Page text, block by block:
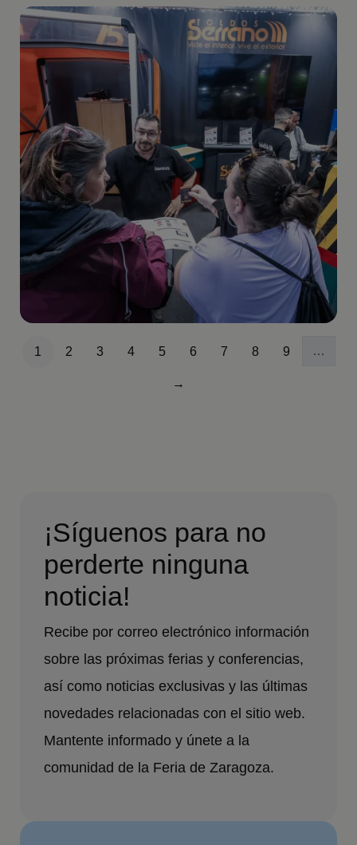
Imagen
Página
1
Página
2
Página
3
Página
4
Página
5
Página
6
Página
7
Página
8
Página
9 …
Siguiente página
→
¡Síguenos para no
perderte ninguna
noticia!
Recibe por correo electrónico información
sobre las próximas ferias y conferencias,
así como noticias exclusivas y las últimas
novedades relacionadas con el sitio web.
Mantente informado y únete a la
comunidad de la Feria de Zaragoza.